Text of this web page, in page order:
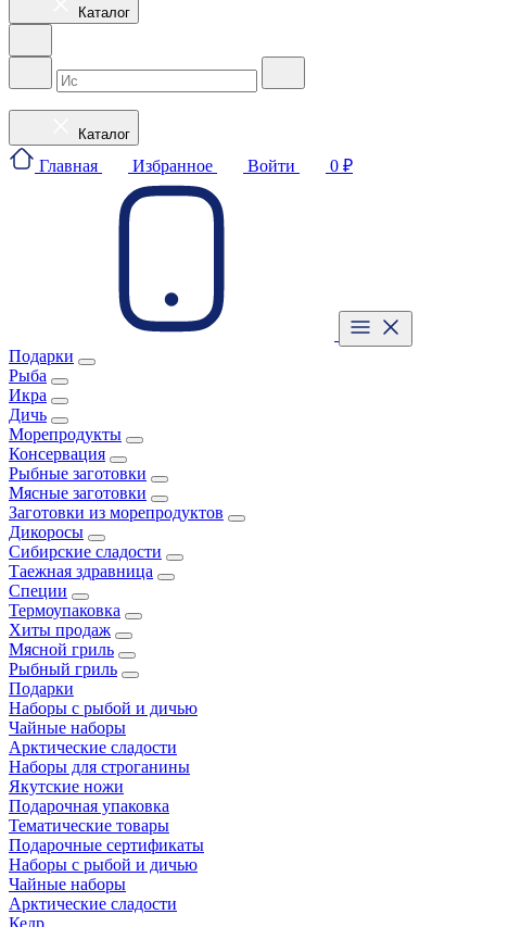
Каталог
Каталог
Главная Избранное Войти 0 ₽
Подарки
Рыба
Икра
Дичь
Морепродукты
Консервация
Рыбные заготовки
Мясные заготовки
Заготовки из морепродуктов
Дикоросы
Сибирские сладости
Таежная здравница
Специи
Термоупаковка
Хиты продаж
Мясной гриль
Рыбный гриль
Подарки
Наборы с рыбой и дичью
Чайные наборы
Арктические сладости
Наборы для строганины
Якутские ножи
Подарочная упаковка
Тематические товары
Подарочные сертификаты
Наборы с рыбой и дичью
Чайные наборы
Арктические сладости
Кедр